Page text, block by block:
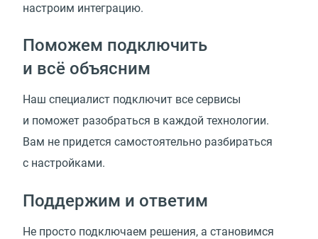
настроим интеграцию.
Поможем подключить
и всё объясним
Наш специалист подключит все сервисы
и поможет разобраться в каждой технологии.
Вам не придется самостоятельно разбираться
с настройками.
Поддержим и ответим
Не просто подключаем решения, а становимся